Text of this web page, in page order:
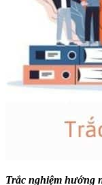
Trắc nghiệm hướng